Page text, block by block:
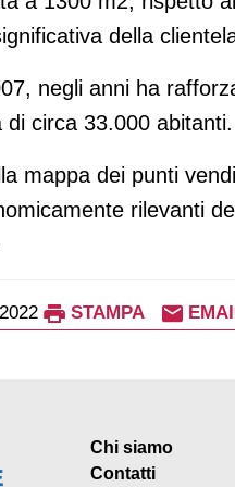
della
negli anni ha
circa 33.000 abitanti.
mappa dei punti
rilevanti
STAMPA
per la prima volta al
Chi siamo
Contatti